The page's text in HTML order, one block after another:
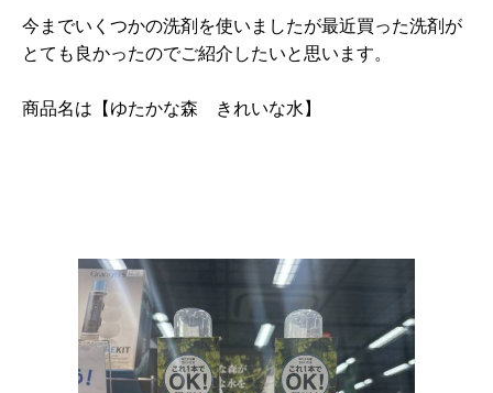
今までいくつかの洗剤を使いましたが最近買った洗剤が
とても良かったのでご紹介したいと思います。
商品名は【ゆたかな森 きれいな水】